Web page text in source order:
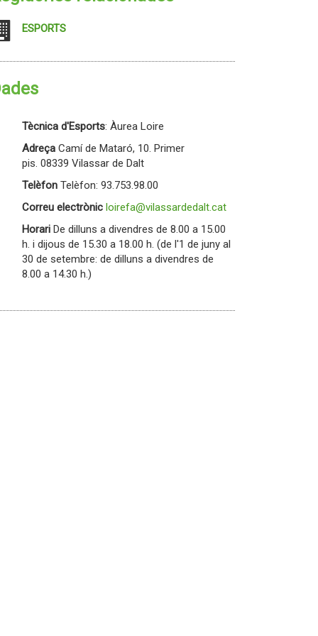
ESPORTS
Tècnica d'Esports: Àurea Loire
Adreça Camí de Mataró, 10. Primer
pis. 08339 Vilassar de Dalt
Telèfon Telèfon: 93.753.98.00
Correu electrònic loirefa@vilassardedalt.cat
Horari De dilluns a divendres de 8.00 a 15.00
h. i dijous de 15.30 a 18.00 h. (de l'1 de juny al
30 de setembre: de dilluns a divendres de
8.00 a 14.30 h.)